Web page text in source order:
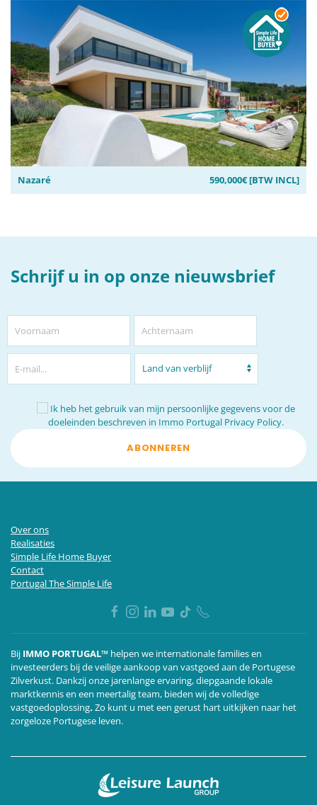
Caldas da Rainha 470,000€ [BTW INCL]
Schrijf u in op onze nieuwsbrief
Ik heb het gebruik van mijn persoonlijke gegevens voor de
doeleinden beschreven in Immo Portugal Privacy Policy.
ABONNEREN
Over ons
Realisaties
Simple Life Home Buyer
Contact
Portugal The Simple Life
Bij IMMO PORTUGAL™ helpen we internationale families en
investeerders bij de veilige aankoop van vastgoed aan de Portugese
Zilverkust. Dankzij onze jarenlange ervaring, diepgaande lokale
marktkennis en een meertalig team, bieden wij de volledige
vastgoedoplossing.Zo kunt u met een gerust hart uitkijken naar het
zorgeloze Portugese leven.